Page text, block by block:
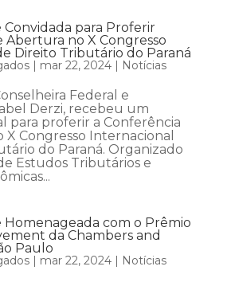
Convidada para Proferir
Abertura no X Congresso
Direito Tributário do Paraná
| mar 22, 2024| Notícias
Federal e
Derzi, recebeu um
para proferir a Conferência
Congresso Internacional
do Paraná. Organizado
Estudos Tributários e
Homenageada com o Prêmio
da Chambers and
Paulo
| mar 22, 2024| Notícias